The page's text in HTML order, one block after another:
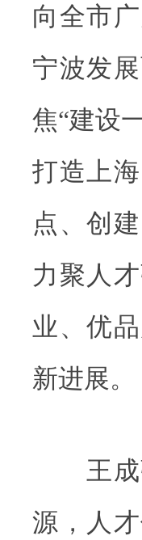
向全市
宁波发
焦“建设
打造上
点、创
力聚人
业、优
新进展。
王成强
源，人